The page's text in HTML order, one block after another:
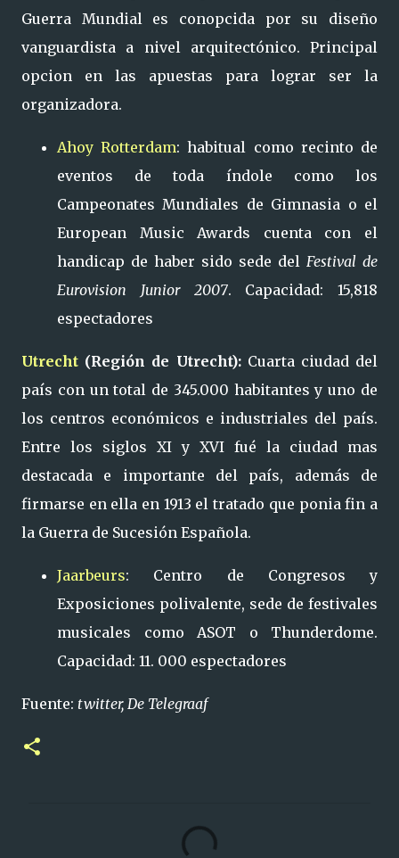
Guerra Mundial es conopcida por su diseño
vanguardista a nivel arquitectónico. Principal
opcion en las apuestas para lograr ser la
organizadora.
Ahoy Rotterdam: habitual como recinto de
eventos de toda índole como los
Campeonates Mundiales de Gimnasia o el
European Music Awards cuenta con el
handicap de haber sido sede del Festival de
Eurovision Junior 2007. Capacidad: 15,818
espectadores
Utrecht (Región de Utrecht): Cuarta ciudad del
país con un total de 345.000 habitantes y uno de
los centros económicos e industriales del país.
Entre los siglos XI y XVI fué la ciudad mas
destacada e importante del país, además de
firmarse en ella en 1913 el tratado que ponia fin a
la Guerra de Sucesión Española.
Jaarbeurs: Centro de Congresos y
Exposiciones polivalente, sede de festivales
musicales como ASOT o Thunderdome.
Capacidad: 11. 000 espectadores
Fuente: twitter, De Telegraaf